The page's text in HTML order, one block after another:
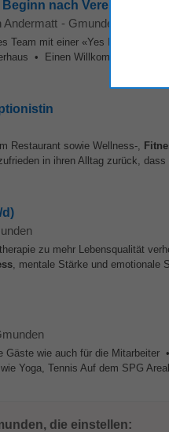
nach Vereinbarung
Andermatt - Gmunden
Team mit einer «Yes I Can»
• Einen Willkommensbonus
Restaurant sowie Wellness-,
in ihren Alltag zurück,
d)
zu mehr Lebensqualität
, mentale Stärke und emotionale
Gäste wie auch für die
Yoga, Tennis Auf dem SPG
die einstellen: